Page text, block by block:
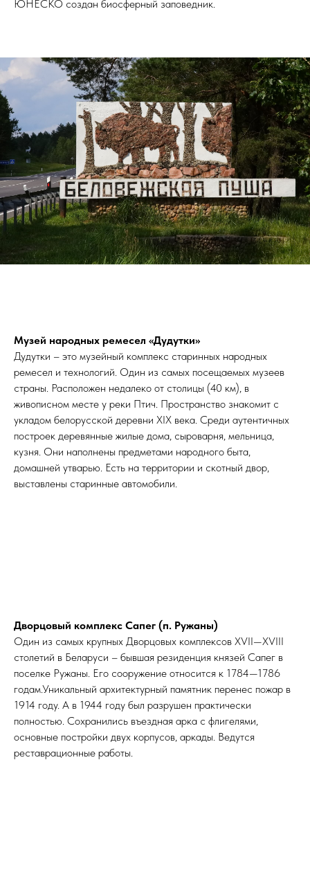
ЮНЕСКО создан биосферный заповедник.
Музей народных ремесел «Дудутки»
Дудутки – это музейный комплекс старинных народных
ремесел и технологий. Один из самых посещаемых музеев
страны. Расположен недалеко от столицы (40 км), в
живописном месте у реки Птич. Пространство знакомит с
укладом белорусской деревни XIX века. Среди аутентичных
построек деревянные жилые дома, сыроварня, мельница,
кузня. Они наполнены предметами народного быта,
домашней утварью. Есть на территории и скотный двор,
выставлены старинные автомобили.
Дворцовый комплекс Сапег (п. Ружаны)
Один из самых крупных Дворцовых комплексов XVII—XVIII
столетий в Беларуси – бывшая резиденция князей Сапег в
поселке Ружаны. Его сооружение относится к 1784—1786
годам.Уникальный архитектурный памятник перенес пожар в
1914 году. А в 1944 году был разрушен практически
полностью. Сохранились въездная арка с флигелями,
основные постройки двух корпусов, аркады. Ведутся
реставрационные работы.